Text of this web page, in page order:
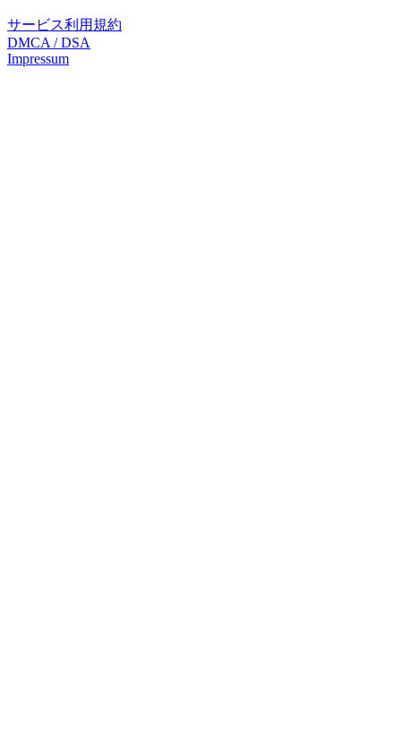
サービス利用規約
DMCA / DSA
Impressum